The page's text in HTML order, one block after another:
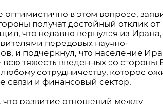
в этом вопросе,
получат достойный отклик от
что недавно вернулся из Ирана,
передовых научно-
и подчеркнул, что население
тяжесть введенных со стороны
сотрудничеству, которое
связи и финансовый сектор.
развитие отношений между